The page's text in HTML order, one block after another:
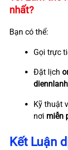
nhất?
Bạn có thể:
Gọi trực
Đặt lịch
Kỹ thuật
nơi miễn
Kết Luận